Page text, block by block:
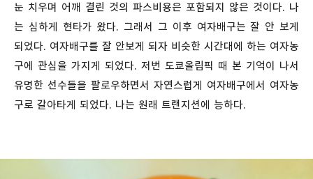
눈 치우며 어깨 결린 것의 파스비용은 포함되지 않은 것이다. 나
는 심하게 현타가 왔다. 그래서 그 이후 여자배구는 잘 안 보게
되었다. 여자배구를 잘 안보게 되자 비슷한 시간대에 하는 여자농
구에 관심을 가지게 되었다. 저번 도쿄올림픽 때 본 기억이 나서
유명한 선수들을 팔로우하면서 자연스럽게 여자배구에서 여자농
구로 갈아타게 되었다. 나는 원래 트랜지션에 능하다.